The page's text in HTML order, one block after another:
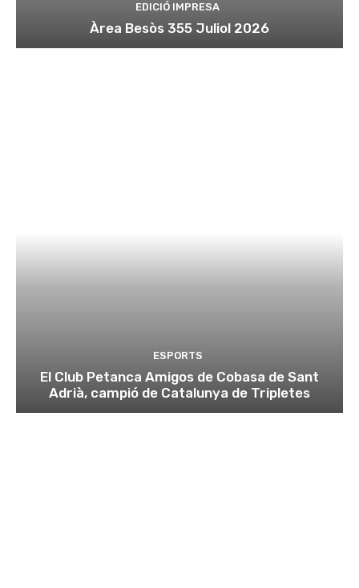
EDICIÓ IMPRESA
Àrea Besòs 355 Juliol 2026
ESPORTS
El Club Petanca Amigos de Cobasa de Sant
Adrià, campió de Catalunya de Tripletes